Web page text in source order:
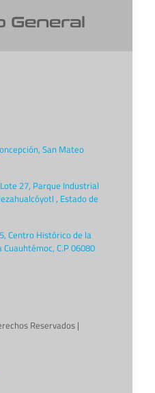
General
San Mateo
27, Parque Industrial
, Estado de
Centro Histórico de la
C.P 06080
Reservados |